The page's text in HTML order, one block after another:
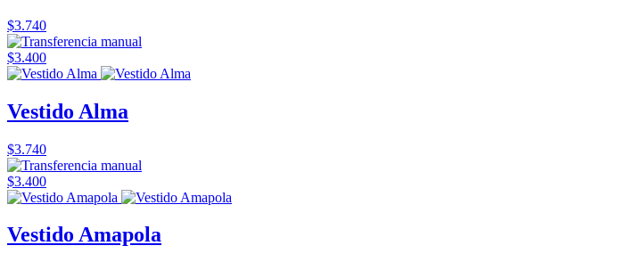
$3.740
$3.400
Vestido Alma
$3.740
$3.400
Vestido Amapola